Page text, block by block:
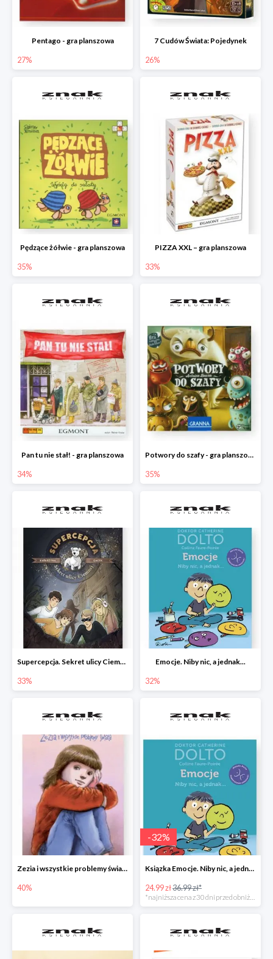
Pentago - gra planszowa
27%
7 Cudów Świata: Pojedynek
26%
Pędzące żółwie - gra planszowa
35%
PIZZA XXL – gra planszowa
33%
Pan tu nie stał! - gra planszowa
34%
Potwory do szafy - gra planszowa
35%
Supercepcja. Sekret ulicy Ciemnej
33%
Emocje. Niby nic, a jednak...
32%
Zezia i wszystkie problemy świata
40%
-32%
Ksiązka Emocje. Niby nic, a jednak... -32%
24.99 zł36.99 zł*
*najniższa cena z 30 dni przed obniżką